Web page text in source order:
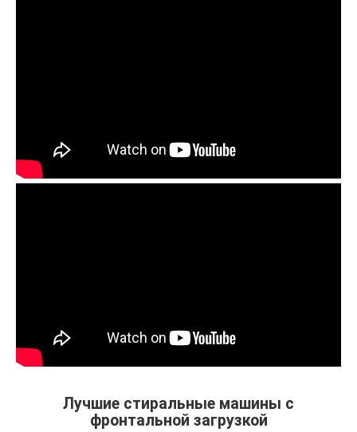
Лучшие стиральные машины с
фронтальной загрузкой